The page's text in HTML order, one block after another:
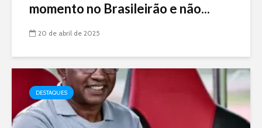
momento no Brasileirão e não...
20 de abril de 2025
DESTAQUES